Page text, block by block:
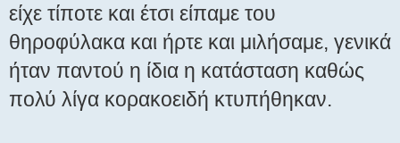
είχε τίποτε και έτσι είπαμε του
θηροφύλακα και ήρτε και μιλήσαμε, γενικά
ήταν παντού η ίδια η κατάσταση καθώς
πολύ λίγα κορακοειδή κτυπήθηκαν.